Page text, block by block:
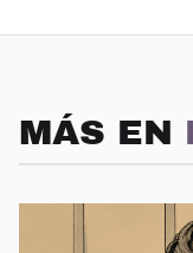
MÁS EN